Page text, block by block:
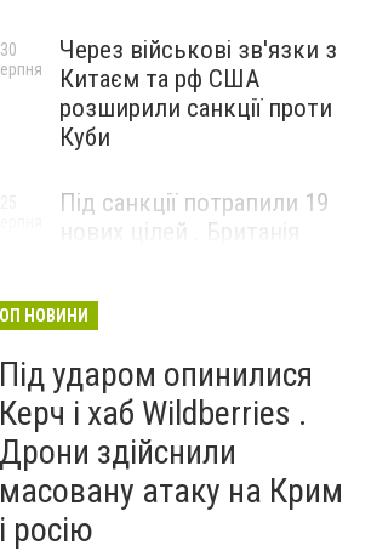
Через військові зв'язки з
Китаєм та рф США
розширили санкції проти
Куби
Під санкції потрапили 19
нових цілей . Британія
НОВИНИ
Під ударом опинилися
Керч і хаб Wildberries .
Дрони здійснили
масовану атаку на Крим
і росію